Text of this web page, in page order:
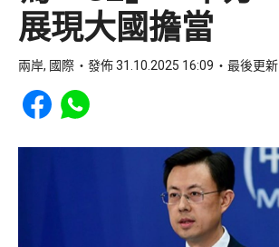
展現大國擔當
兩岸, 國際 發佈 31.10.2025 16:09 最後更
Share to Facebook
Share to WhatsApp